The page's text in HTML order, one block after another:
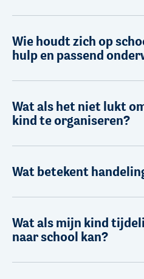
Wie houdt zich op
hulp en passend
Wat als het niet lukt
kind te organiseren?
Wat betekent
Wat als mijn kind
naar school kan?